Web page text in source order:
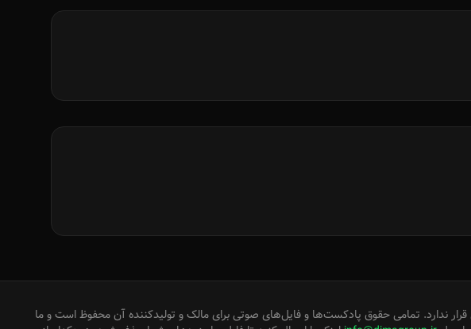
ندارد. تمامی حقوق پادکست‌ها و فایل‌های صوتی برای مالک و تولیدکننده آن محفوظ است و ما